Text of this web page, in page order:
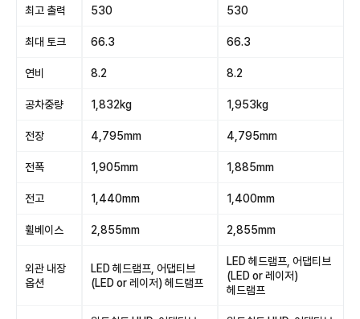
최고 출력 530 530
최대 토크 66.3 66.3
연비 8.2 8.2
공차중량 1,832kg 1,953kg
전장 4,795mm 4,795mm
전폭 1,905mm 1,885mm
전고 1,440mm 1,400mm
휠베이스 2,855mm 2,855mm
외관 내장
옵션
LED 헤드램프, 어댑티브
(LED or 레이저) 헤드램프
LED 헤드램프, 어댑티브
(LED or 레이저)
헤드램프